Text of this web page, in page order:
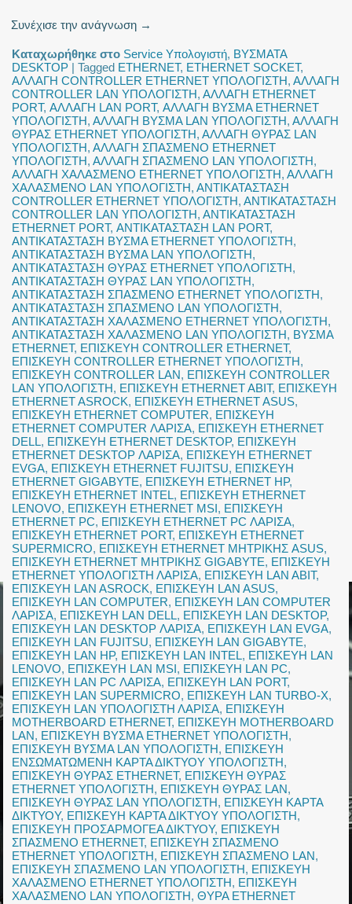
Συνέχισε την ανάγνωση →
Καταχωρήθηκε στο Service Υπολογιστή, ΒΥΣΜΑΤΑ
DESKTOP |Tagged ETHERNET, ETHERNET SOCKET,
ΑΛΛΑΓΗ CONTROLLER ETHERNET ΥΠΟΛΟΓΙΣΤΗ,ΑΛΛΑΓΗ
CONTROLLER LAN ΥΠΟΛΟΓΙΣΤΗ,ΑΛΛΑΓΗ ETHERNET
PORT,ΑΛΛΑΓΗ LAN PORT,ΑΛΛΑΓΗ ΒΥΣΜΑ ETHERNET
ΥΠΟΛΟΓΙΣΤΗ,ΑΛΛΑΓΗ ΒΥΣΜΑ LAN ΥΠΟΛΟΓΙΣΤΗ,ΑΛΛΑΓΗ
ΘΥΡΑΣ ETHERNET ΥΠΟΛΟΓΙΣΤΗ,ΑΛΛΑΓΗ ΘΥΡΑΣ LAN
ΥΠΟΛΟΓΙΣΤΗ,ΑΛΛΑΓΗ ΣΠΑΣΜΕΝΟ ETHERNET
ΥΠΟΛΟΓΙΣΤΗ,ΑΛΛΑΓΗ ΣΠΑΣΜΕΝΟ LAN ΥΠΟΛΟΓΙΣΤΗ,
ΑΛΛΑΓΗ ΧΑΛΑΣΜΕΝΟ ETHERNET ΥΠΟΛΟΓΙΣΤΗ,ΑΛΛΑΓΗ
ΧΑΛΑΣΜΕΝΟ LAN ΥΠΟΛΟΓΙΣΤΗ,ΑΝΤΙΚΑΤΑΣΤΑΣΗ
CONTROLLER ETHERNET ΥΠΟΛΟΓΙΣΤΗ,ΑΝΤΙΚΑΤΑΣΤΑΣΗ
CONTROLLER LAN ΥΠΟΛΟΓΙΣΤΗ,ΑΝΤΙΚΑΤΑΣΤΑΣΗ
ETHERNET PORT,ΑΝΤΙΚΑΤΑΣΤΑΣΗ LAN PORT,
ΑΝΤΙΚΑΤΑΣΤΑΣΗ ΒΥΣΜΑ ETHERNET ΥΠΟΛΟΓΙΣΤΗ,
ΑΝΤΙΚΑΤΑΣΤΑΣΗ ΒΥΣΜΑ LAN ΥΠΟΛΟΓΙΣΤΗ,
ΑΝΤΙΚΑΤΑΣΤΑΣΗ ΘΥΡΑΣ ETHERNET ΥΠΟΛΟΓΙΣΤΗ,
ΑΝΤΙΚΑΤΑΣΤΑΣΗ ΘΥΡΑΣ LAN ΥΠΟΛΟΓΙΣΤΗ,
ΑΝΤΙΚΑΤΑΣΤΑΣΗ ΣΠΑΣΜΕΝΟ ETHERNET ΥΠΟΛΟΓΙΣΤΗ,
ΑΝΤΙΚΑΤΑΣΤΑΣΗ ΣΠΑΣΜΕΝΟ LAN ΥΠΟΛΟΓΙΣΤΗ,
ΑΝΤΙΚΑΤΑΣΤΑΣΗ ΧΑΛΑΣΜΕΝΟ ETHERNET ΥΠΟΛΟΓΙΣΤΗ,
ΑΝΤΙΚΑΤΑΣΤΑΣΗ ΧΑΛΑΣΜΕΝΟ LAN ΥΠΟΛΟΓΙΣΤΗ, ΒΥΣΜΑ
ETHERNET, ΕΠΙΣΚΕΥΗ CONTROLLER ETHERNET,
ΕΠΙΣΚΕΥΗ CONTROLLER ETHERNET ΥΠΟΛΟΓΙΣΤΗ,
ΕΠΙΣΚΕΥΗ CONTROLLER LAN, ΕΠΙΣΚΕΥΗ CONTROLLER
LAN ΥΠΟΛΟΓΙΣΤΗ, ΕΠΙΣΚΕΥΗ ETHERNET ABIT, ΕΠΙΣΚΕΥΗ
ETHERNET ASROCK, ΕΠΙΣΚΕΥΗ ETHERNET ASUS,
ΕΠΙΣΚΕΥΗ ETHERNET COMPUTER, ΕΠΙΣΚΕΥΗ
ETHERNET COMPUTER ΛΑΡΙΣΑ, ΕΠΙΣΚΕΥΗ ETHERNET
DELL, ΕΠΙΣΚΕΥΗ ETHERNET DESKTOP, ΕΠΙΣΚΕΥΗ
ETHERNET DESKTOP ΛΑΡΙΣΑ, ΕΠΙΣΚΕΥΗ ETHERNET
EVGA, ΕΠΙΣΚΕΥΗ ETHERNET FUJITSU, ΕΠΙΣΚΕΥΗ
ETHERNET GIGABYTE, ΕΠΙΣΚΕΥΗ ETHERNET HP,
ΕΠΙΣΚΕΥΗ ETHERNET INTEL, ΕΠΙΣΚΕΥΗ ETHERNET
LENOVO, ΕΠΙΣΚΕΥΗ ETHERNET MSI, ΕΠΙΣΚΕΥΗ
ETHERNET PC, ΕΠΙΣΚΕΥΗ ETHERNET PC ΛΑΡΙΣΑ,
ΕΠΙΣΚΕΥΗ ETHERNET PORT, ΕΠΙΣΚΕΥΗ ETHERNET
SUPERMICRO, ΕΠΙΣΚΕΥΗ ETHERNET ΜΗΤΡΙΚΗΣ ASUS,
ΕΠΙΣΚΕΥΗ ETHERNET ΜΗΤΡΙΚΗΣ GIGABYTE, ΕΠΙΣΚΕΥΗ
ETHERNET ΥΠΟΛΟΓΙΣΤΗ ΛΑΡΙΣΑ, ΕΠΙΣΚΕΥΗ LAN ABIT,
ΕΠΙΣΚΕΥΗ LAN ASROCK, ΕΠΙΣΚΕΥΗ LAN ASUS,
ΕΠΙΣΚΕΥΗ LAN COMPUTER, ΕΠΙΣΚΕΥΗ LAN COMPUTER
ΛΑΡΙΣΑ, ΕΠΙΣΚΕΥΗ LAN DELL, ΕΠΙΣΚΕΥΗ LAN DESKTOP,
ΕΠΙΣΚΕΥΗ LAN DESKTOP ΛΑΡΙΣΑ, ΕΠΙΣΚΕΥΗ LAN EVGA,
ΕΠΙΣΚΕΥΗ LAN FUJITSU, ΕΠΙΣΚΕΥΗ LAN GIGABYTE,
ΕΠΙΣΚΕΥΗ LAN HP, ΕΠΙΣΚΕΥΗ LAN INTEL, ΕΠΙΣΚΕΥΗ LAN
LENOVO, ΕΠΙΣΚΕΥΗ LAN MSI, ΕΠΙΣΚΕΥΗ LAN PC,
ΕΠΙΣΚΕΥΗ LAN PC ΛΑΡΙΣΑ, ΕΠΙΣΚΕΥΗ LAN PORT,
ΕΠΙΣΚΕΥΗ LAN SUPERMICRO, ΕΠΙΣΚΕΥΗ LAN TURBO-X,
ΕΠΙΣΚΕΥΗ LAN ΥΠΟΛΟΓΙΣΤΗ ΛΑΡΙΣΑ, ΕΠΙΣΚΕΥΗ
MOTHERBOARD ETHERNET, ΕΠΙΣΚΕΥΗ MOTHERBOARD
LAN, ΕΠΙΣΚΕΥΗ ΒΥΣΜΑ ETHERNET ΥΠΟΛΟΓΙΣΤΗ,
ΕΠΙΣΚΕΥΗ ΒΥΣΜΑ LAN ΥΠΟΛΟΓΙΣΤΗ, ΕΠΙΣΚΕΥΗ
ΕΝΣΩΜΑΤΩΜΕΝΗ ΚΑΡΤΑ ΔΙΚΤΥΟΥ ΥΠΟΛΟΓΙΣΤΗ,
ΕΠΙΣΚΕΥΗ ΘΥΡΑΣ ETHERNET, ΕΠΙΣΚΕΥΗ ΘΥΡΑΣ
ETHERNET ΥΠΟΛΟΓΙΣΤΗ, ΕΠΙΣΚΕΥΗ ΘΥΡΑΣ LAN,
ΕΠΙΣΚΕΥΗ ΘΥΡΑΣ LAN ΥΠΟΛΟΓΙΣΤΗ, ΕΠΙΣΚΕΥΗ ΚΑΡΤΑ
ΔΙΚΤΥΟΥ, ΕΠΙΣΚΕΥΗ ΚΑΡΤΑ ΔΙΚΤΥΟΥ ΥΠΟΛΟΓΙΣΤΗ,
ΕΠΙΣΚΕΥΗ ΠΡΟΣΑΡΜΟΓΕΑ ΔΙΚΤΥΟΥ, ΕΠΙΣΚΕΥΗ
ΣΠΑΣΜΕΝΟ ETHERNET, ΕΠΙΣΚΕΥΗ ΣΠΑΣΜΕΝΟ
ETHERNET ΥΠΟΛΟΓΙΣΤΗ, ΕΠΙΣΚΕΥΗ ΣΠΑΣΜΕΝΟ LAN,
ΕΠΙΣΚΕΥΗ ΣΠΑΣΜΕΝΟ LAN ΥΠΟΛΟΓΙΣΤΗ, ΕΠΙΣΚΕΥΗ
ΧΑΛΑΣΜΕΝΟ ETHERNET ΥΠΟΛΟΓΙΣΤΗ, ΕΠΙΣΚΕΥΗ
ΧΑΛΑΣΜΕΝΟ LAN ΥΠΟΛΟΓΙΣΤΗ,ΘΥΡΑ ETHERNET